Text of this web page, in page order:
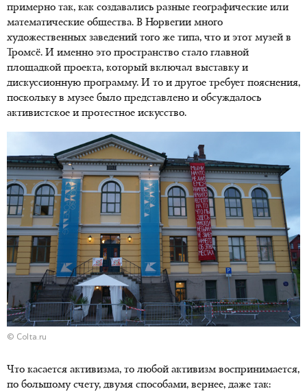
примерно так, как создавались разные географические или
математические общества. В Норвегии много
художественных заведений того же типа, что и этот музей в
Тромсё. И именно это пространство стало главной
площадкой проекта, который включал выставку и
дискуссионную программу. И то и другое требует пояснения,
поскольку в музее было представлено и обсуждалось
активистское и протестное искусство.
© Colta.ru
Что касается активизма, то любой активизм воспринимается,
по большому счету, двумя способами, вернее, даже так: